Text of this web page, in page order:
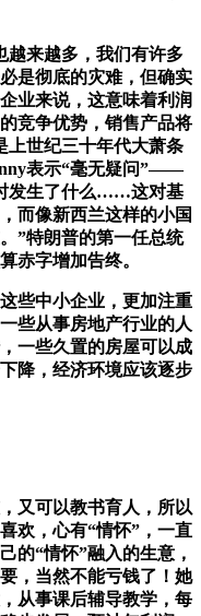
越来越多，我们有许多
是彻底的灾难，但确实
业来说，这意味着利润
竞争优势，销售产品将
上世纪三十年代大萧条
表示“毫无疑问”——
发生了什么……这对基
而像新西兰这样的小国
”特朗普的第一任总统
赤字增加告终。
些中小企业，更加注重
些从事房地产行业的人
一些久置的房屋可以成
降，经济环境应该逐步
又可以教书育人，所以
欢，心有“情怀”，一直
的“情怀”融入的生意，
，当然不能亏钱了！她
从事课后辅导教学，每